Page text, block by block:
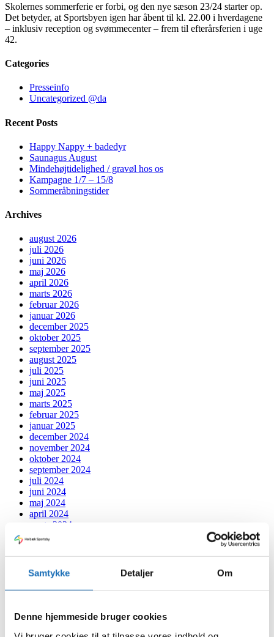
Samtykke Detaljer Om
Denne hjemmeside bruger cookies
Skolernes sommerferie er forbi, og den nye sæson 23/24 starter op.
Det betyder, at Sportsbyen igen har åbent til kl. 22.00 i hverdagene
– inklusiv reception og svømmecenter – frem til efterårsferien i uge
42.
Categories
Presseinfo
Uncategorized @da
Recent Posts
Happy Nappy + badedyr
Saunagus August
Mindehøjtidelighed / gravøl hos os
Kampagne 1/7 – 15/8
Sommeråbningstider
Archives
august 2026
juli 2026
juni 2026
maj 2026
april 2026
marts 2026
februar 2026
januar 2026
december 2025
oktober 2025
september 2025
august 2025
juli 2025
juni 2025
maj 2025
marts 2025
februar 2025
januar 2025
december 2024
november 2024
oktober 2024
september 2024
juli 2024
juni 2024
maj 2024
april 2024
marts 2024
februar 2024
december 2023
november 2023
oktober 2023
september 2023
juli 2023
juni 2023